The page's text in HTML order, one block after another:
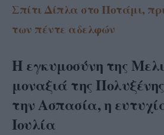
Σπίτι Δίπλα στο Ποτάμι,
των πέντε αδελφών
Η εγκυμοσύνη της
μοναξιά της
την Ασπασία, η
Ιουλία